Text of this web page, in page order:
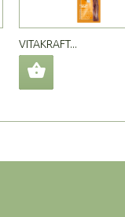
VITAKRAFT...